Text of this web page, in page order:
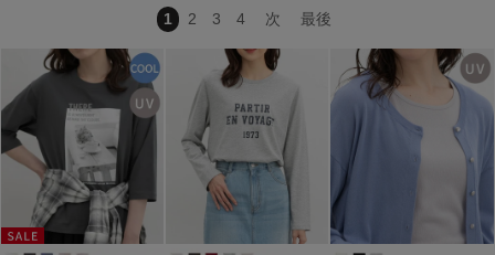
1
2 3 4 次 最後